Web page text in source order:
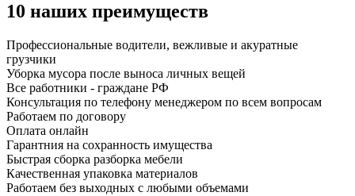
10 наших преимуществ
Профессиональные водители, вежливые и акуратные
грузчики
Уборка мусора после выноса личных вещей
Все работники - граждане РФ
Консультация по телефону менеджером по всем вопросам
Работаем по договору
Оплата онлайн
Гарантния на сохранность имущества
Быстрая сборка разборка мебели
Качественная упаковка материалов
Работаем без выходных с любыми объемами